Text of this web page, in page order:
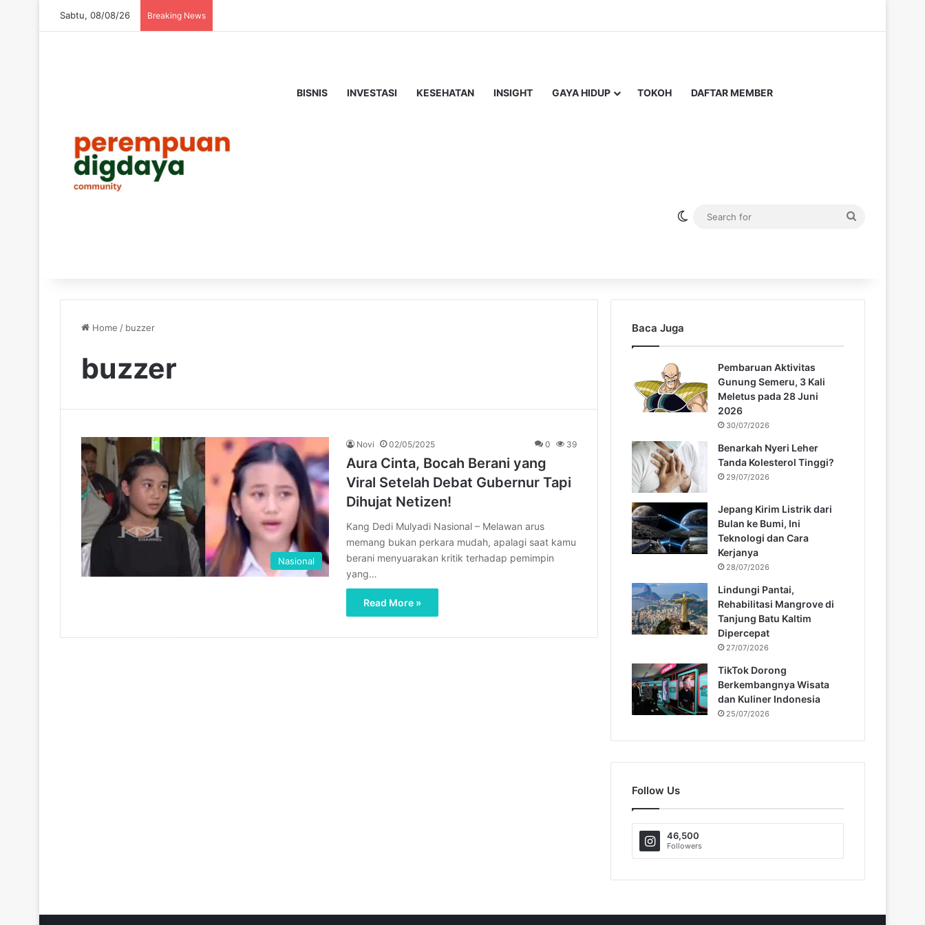
Sabtu, 08/08/26 Breaking News
BISNIS INVESTASI KESEHATAN INSIGHT GAYA HIDUP TOKOH DAFTAR MEMBER
Switch skin
Home / buzzer
buzzer
Nasional
Novi 02/05/2025 0 39
Aura Cinta, Bocah Berani yang
Viral Setelah Debat Gubernur Tapi
Dihujat Netizen!
Kang Dedi Mulyadi Nasional – Melawan arus
memang bukan perkara mudah, apalagi saat kamu
berani menyuarakan kritik terhadap pemimpin
yang…
Read More »
Baca Juga
Pembaruan Aktivitas
Gunung Semeru, 3 Kali
Meletus pada 28 Juni
2026
30/07/2026
Benarkah Nyeri Leher
Tanda Kolesterol Tinggi?
29/07/2026
Jepang Kirim Listrik dari
Bulan ke Bumi, Ini
Teknologi dan Cara
Kerjanya
28/07/2026
Lindungi Pantai,
Rehabilitasi Mangrove di
Tanjung Batu Kaltim
Dipercepat
27/07/2026
TikTok Dorong
Berkembangnya Wisata
dan Kuliner Indonesia
25/07/2026
Follow Us
46,500
Followers